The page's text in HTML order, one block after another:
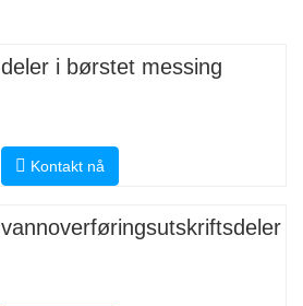
deler i børstet messing
Kontakt nå
vannoverføringsutskriftsdeler